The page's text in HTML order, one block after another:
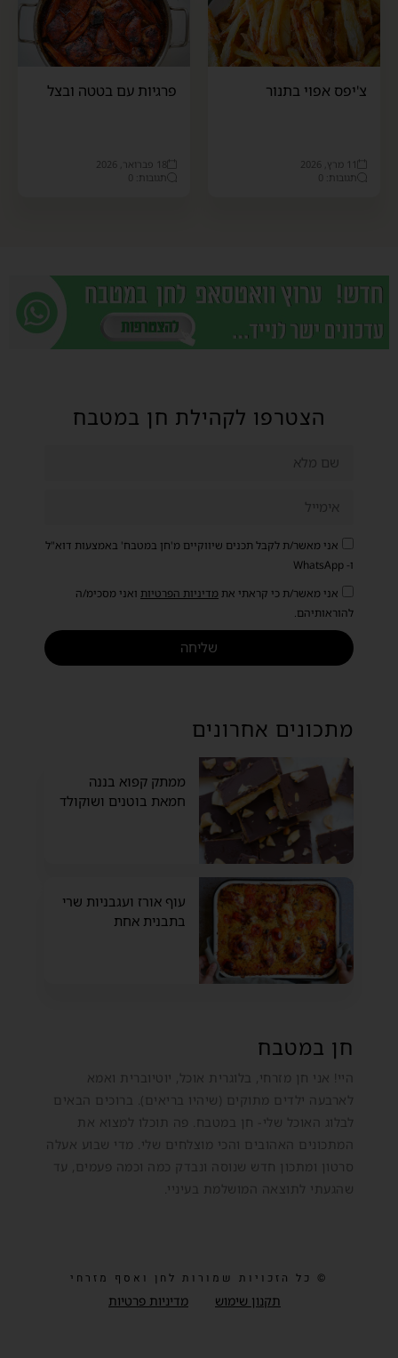
צ'יפס אפוי בתנור
11 מרץ, 2026
תגובות: 0
פרגיות עם בטטה ובצל
18 פברואר, 2026
תגובות: 0
חן במטבח
היי! אני חן מזרחי, בלוגרית אוכל, יוטיוברית ואמא
לארבעה ילדים מתוקים (שיהיו בריאים). ברוכים הבאים
לבלוג האוכל שלי- חן במטבח. פה תוכלו למצוא את
המתכונים האהובים והכי מוצלחים שלי. מדי שבוע אעלה
סרטון ומתכון חדש שנוסה ונבדק כמה וכמה פעמים, עד
שהגעתי לתוצאה המושלמת בעיניי.
מתכונים אחרונים
ממתק קפוא בננה
חמאת בוטנים ושוקולד
עוף אורז ועגבניות שרי
בתבנית אחת
הצטרפו לקהילת חן במטבח
אני מאשר/ת לקבל תכנים שיווקיים מ'חן במטבח' באמצעות דוא"ל
ו- WhatsApp
אני מאשר/ת כי קראתי את מדיניות הפרטיות ואני מסכימ/ה
להוראותיהם.
שליחה
© כל הזכויות שמורות לחן ואסף מזרחי
תקנון שימוש מדיניות פרטיות